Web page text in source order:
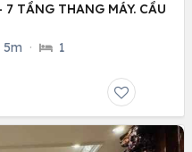
TẦNG THANG MÁY. CẦU
5m · 1